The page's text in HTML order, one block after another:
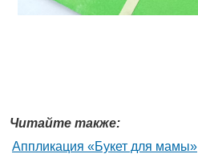
Читайте также:
Аппликация «Букет для мамы»